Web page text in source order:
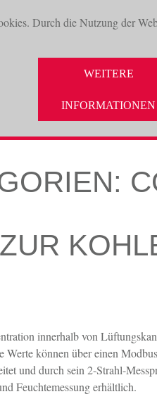
Durch die Nutzung der
WEITERE
INFORMATIONEN
AKTUELLES
innerhalb von
können über einen
und durch sein 2-Strahl-
Feuchtemessung erhältlich.